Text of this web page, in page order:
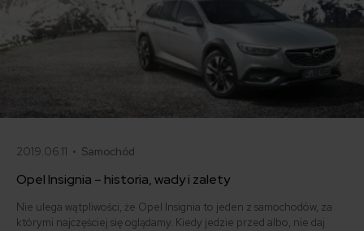
2019.06.11 • Samochód
Opel Insignia – historia, wady i zalety
Nie ulega wątpliwości, że Opel Insignia to jeden z samochodów, za
którymi najczęściej się oglądamy. Kiedy jedzie przed albo, nie daj